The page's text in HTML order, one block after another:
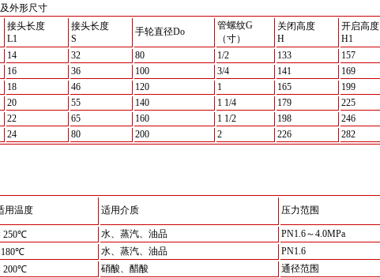
外形尺寸
接头长度
L1
接头长度
S
手轮直径Do
管螺纹G
（寸）
关闭高度
H
开启高度
H1
14 32 80 1/2 133 157
16 36 100 3/4 141 169
18 46 120 1 165 199
20 55 140 1 1/4 179 225
22 65 160 1 1/2 198 246
24 80 200 2 226 282
用温度 适用介质 压力范围
250℃ 水、蒸汽、油品
PN1.6～4.0MPa
水、蒸汽、油品
PN1.6
200℃ 硝酸、醋酸
通径范围